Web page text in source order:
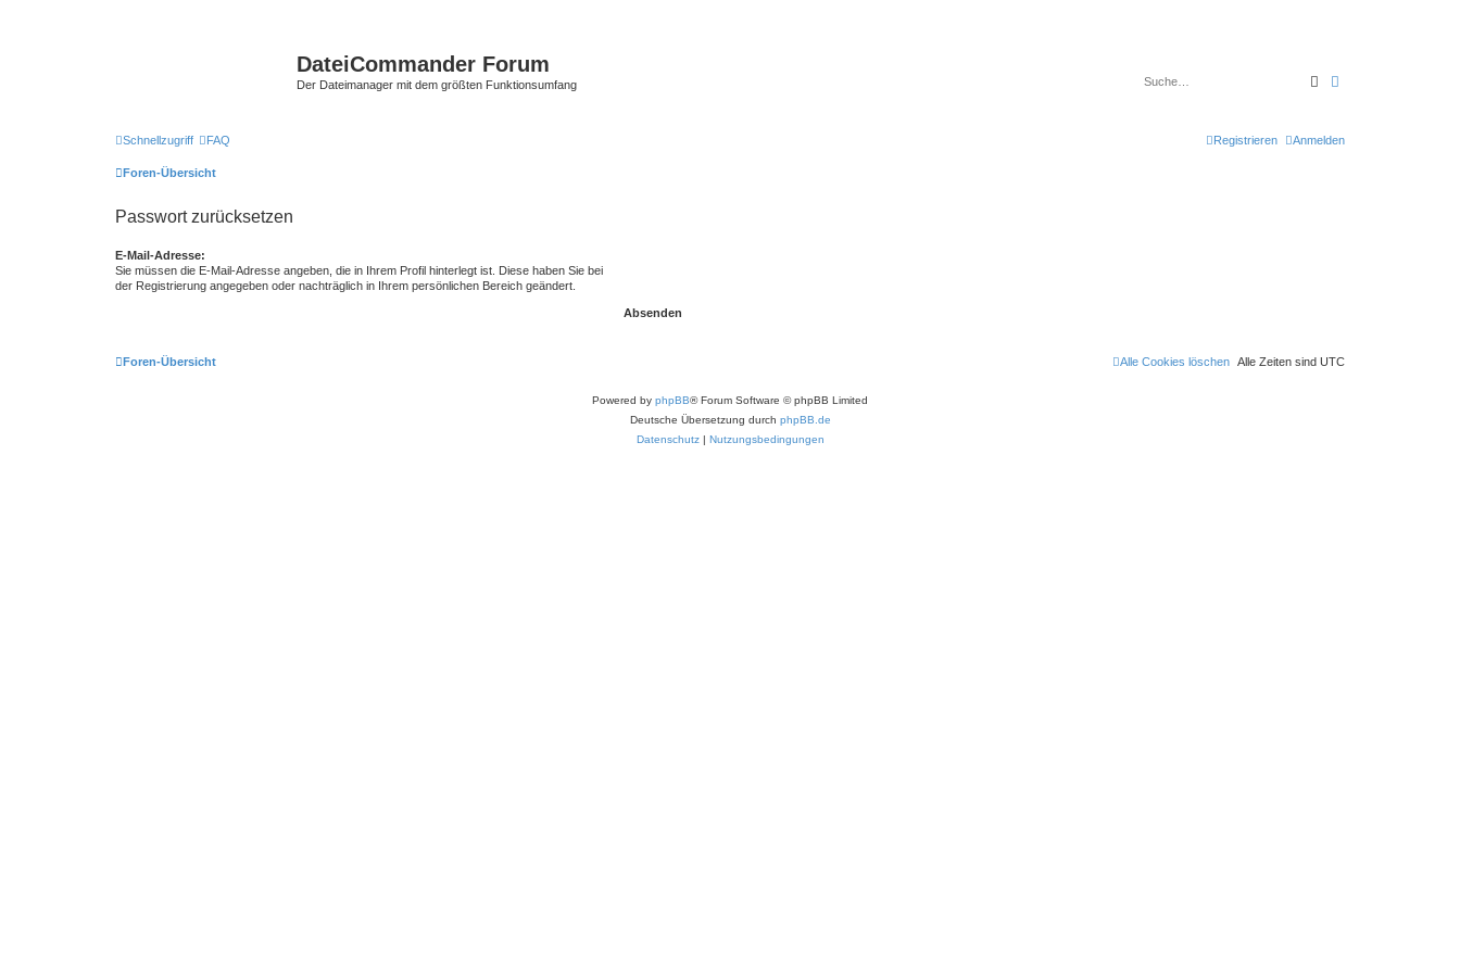
DateiCommander Forum
Der Dateimanager mit dem größten Funktionsumfang Suche
Schnellzugriff FAQ Anmelden
Registrieren
Foren-Übersicht
Passwort zurücksetzen
E-Mail-Adresse:
Sie müssen die E-Mail-Adresse angeben, die in Ihrem Profil hinterlegt ist. Diese haben Sie bei
der Registrierung angegeben oder nachträglich in Ihrem persönlichen Bereich geändert.
Foren-Übersicht Alle Zeiten sind UTC
Alle Cookies löschen
Powered by phpBB® Forum Software © phpBB Limited
Deutsche Übersetzung durch phpBB.de
Datenschutz| Nutzungsbedingungen